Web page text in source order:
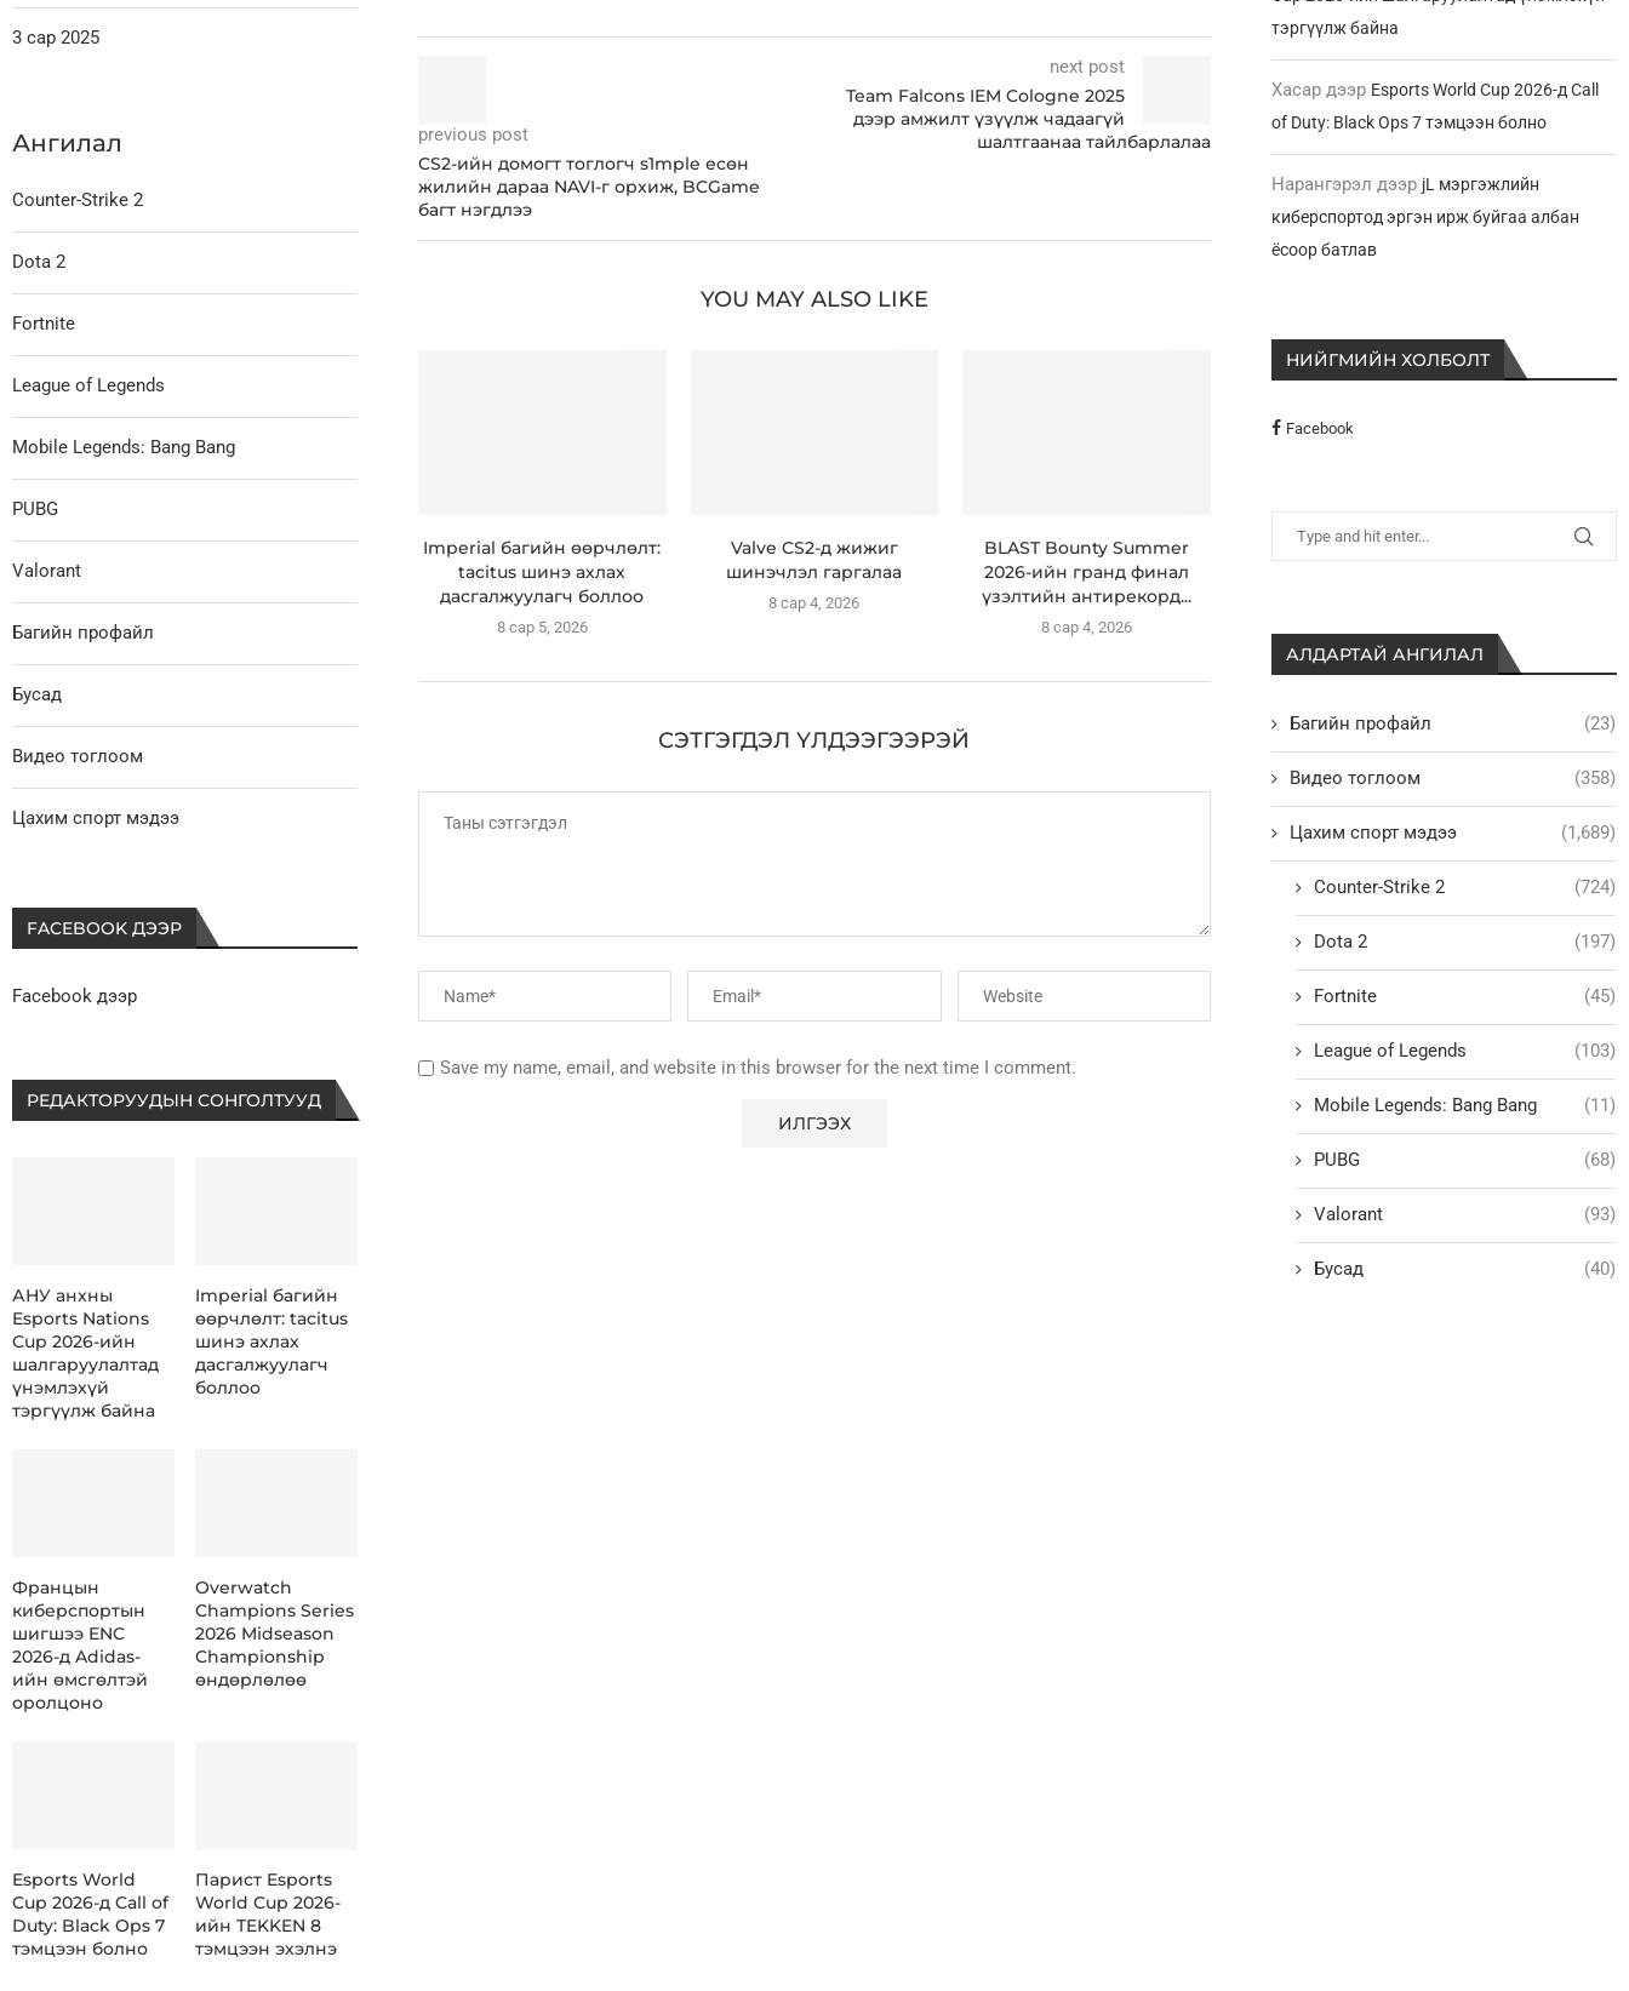
previous post
CS2-ийн домогт тоглогч s1mple есөн
жилийн дараа NAVI-г орхиж, BCGame
багт нэгдлээ
next post
Team Falcons IEM Cologne 2025
дээр амжилт үзүүлж чадаагүй
шалтгаанаа тайлбарлалаа
YOU MAY ALSO LIKE
Imperial багийн өөрчлөлт:
tacitus шинэ ахлах
дасгалжуулагч боллоо
8 сар 5, 2026
Valve CS2-д жижиг
шинэчлэл гаргалаа
8 сар 4, 2026
BLAST Bounty Summer
2026-ийн гранд финал
үзэлтийн антирекорд...
8 сар 4, 2026
СЭТГЭГДЭЛ ҮЛДЭЭГЭЭРЭЙ
Save my name, email, and website in this browser for the next time I comment.
тэргүүлж байна
Хасар дээр Esports World Cup 2026-д Call
of Duty: Black Ops 7 тэмцээн болно
Нарангэрэл дээр jL мэргэжлийн
киберспортод эргэн ирж буйгаа албан
ёсоор батлав
НИЙГМИЙН ХОЛБОЛТ
Facebook
АЛДАРТАЙ АНГИЛАЛ
Багийн профайл (23)
Видео тоглоом (358)
Цахим спорт мэдээ (1,689)
Counter-Strike 2 (724)
Dota 2 (197)
Fortnite (45)
League of Legends (103)
Mobile Legends: Bang Bang (11)
PUBG (68)
Valorant (93)
Бусад (40)
3 сар 2025
Ангилал
Counter-Strike 2
Dota 2
Fortnite
League of Legends
Mobile Legends: Bang Bang
PUBG
Valorant
Багийн профайл
Бусад
Видео тоглоом
Цахим спорт мэдээ
FACEBOOK ДЭЭР
Facebook дээр
РЕДАКТОРУУДЫН СОНГОЛТУУД
АНУ анхны
Esports Nations
Cup 2026-ийн
шалгаруулалтад
үнэмлэхүй
тэргүүлж байна
Imperial багийн
өөрчлөлт: tacitus
шинэ ахлах
дасгалжуулагч
боллоо
Францын
киберспортын
шигшээ ENC
2026-д Adidas-
ийн өмсгөлтэй
оролцоно
Overwatch
Champions Series
2026 Midseason
Championship
өндөрлөлөө
Esports World
Cup 2026-д Call of
Duty: Black Ops 7
тэмцээн болно
Парист Esports
World Cup 2026-
ийн TEKKEN 8
тэмцээн эхэлнэ